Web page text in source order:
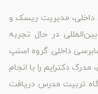
داخلی، مدیریت ریسک و
در حال تجربه
داخلی گروه اسنپ
دکترایم را با انجام
تربیت مدرس دریافت